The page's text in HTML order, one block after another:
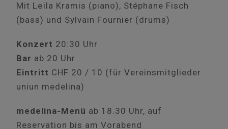
Mit Leïla Kramis (piano), Stéphane Fisch
(bass) und Sylvain Fournier (drums)
Konzert 20:30 Uhr
Bar ab 20 Uhr
Eintritt CHF 20 / 10 (für Vereinsmitglieder
uniun medelina)
medelina-Menü ab 18.30 Uhr, auf
Reservation bis am Vorabend